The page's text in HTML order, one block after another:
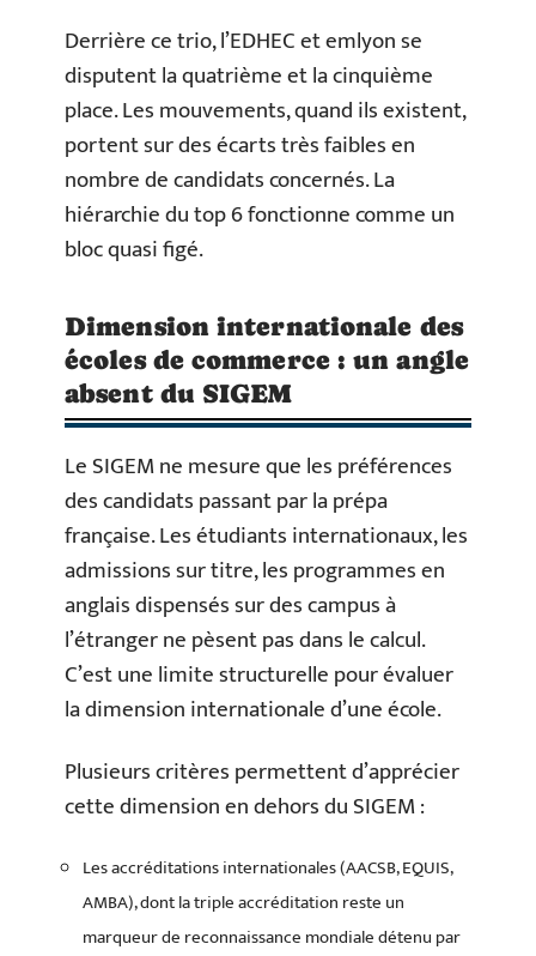
Derrière ce trio, l’EDHEC et emlyon se
disputent la quatrième et la cinquième
place. Les mouvements, quand ils existent,
portent sur des écarts très faibles en
nombre de candidats concernés. La
hiérarchie du top 6 fonctionne comme un
bloc quasi figé.
Dimension internationale des
écoles de commerce : un angle
absent du SIGEM
Le SIGEM ne mesure que les préférences
des candidats passant par la prépa
française. Les étudiants internationaux, les
admissions sur titre, les programmes en
anglais dispensés sur des campus à
l’étranger ne pèsent pas dans le calcul.
C’est une limite structurelle pour évaluer
la dimension internationale d’une école.
Plusieurs critères permettent d’apprécier
cette dimension en dehors du SIGEM :
Les accréditations internationales (AACSB, EQUIS,
AMBA), dont la triple accréditation reste un
marqueur de reconnaissance mondiale détenu par